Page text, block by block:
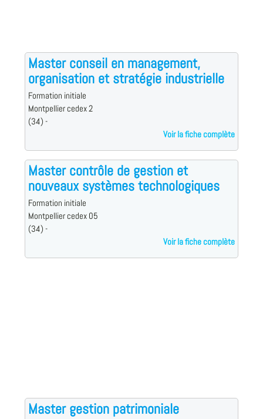
Master conseil en management,
organisation et stratégie industrielle
Formation initiale
Montpellier cedex 2
(34) -
Voir la fiche complète
Master contrôle de gestion et
nouveaux systèmes technologiques
Formation initiale
Montpellier cedex 05
(34) -
Voir la fiche complète
Master gestion patrimoniale